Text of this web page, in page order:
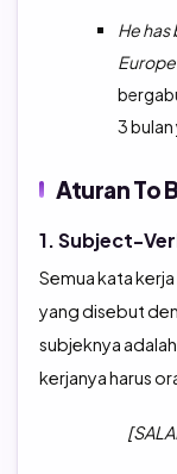
He
3 bulan
Aturan To
1. Subject-
Semua kata
yang disebut
subjeknya
kerjanya harus